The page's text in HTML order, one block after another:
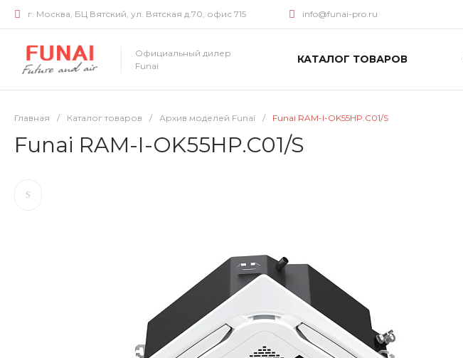
г. Москва, БЦ Вятский, ул. Вятская д.70, офис 715 info@funai-pro.ru
Официальный дилер
Funai
КАТАЛОГ ТОВАРОВ
Главная / Каталог товаров / Архив моделей Funai / Funai RAM-I-OK55HP.C01/S
Funai RAM-I-OK55HP.C01/S